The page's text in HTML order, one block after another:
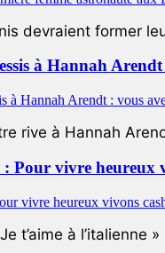
devraient former
à Hannah
rive à Hannah
: Pour vivre heureux
t’aime à l’italienne